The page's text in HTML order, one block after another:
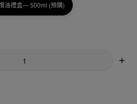
油禮盒— 500ml (預購)